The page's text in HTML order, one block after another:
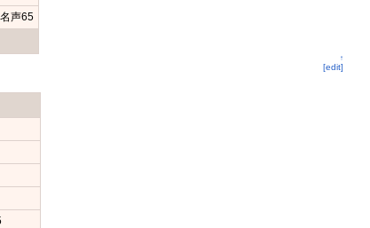
声65
↑
[edit]